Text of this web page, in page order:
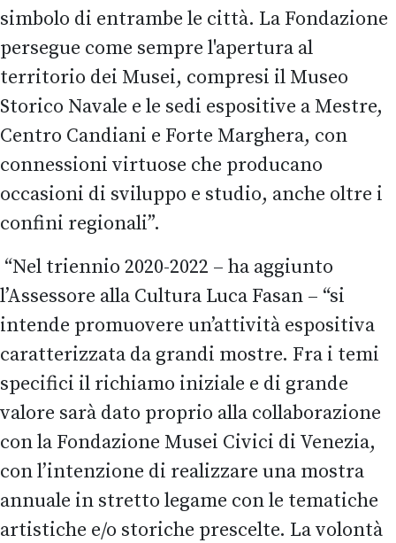
simbolo di entrambe le città. La Fondazione
persegue come sempre l'apertura al
territorio dei Musei, compresi il Museo
Storico Navale e le sedi espositive a Mestre,
Centro Candiani e Forte Marghera, con
connessioni virtuose che producano
occasioni di sviluppo e studio, anche oltre i
confini regionali”.
“Nel triennio 2020-2022 – ha aggiunto
l’Assessore alla Cultura Luca Fasan – “si
intende promuovere un’attività espositiva
caratterizzata da grandi mostre. Fra i temi
specifici il richiamo iniziale e di grande
valore sarà dato proprio alla collaborazione
con la Fondazione Musei Civici di Venezia,
con l’intenzione di realizzare una mostra
annuale in stretto legame con le tematiche
artistiche e/o storiche prescelte. La volontà